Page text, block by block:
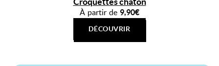
À partir de 9,90€
DÉCOUVRIR